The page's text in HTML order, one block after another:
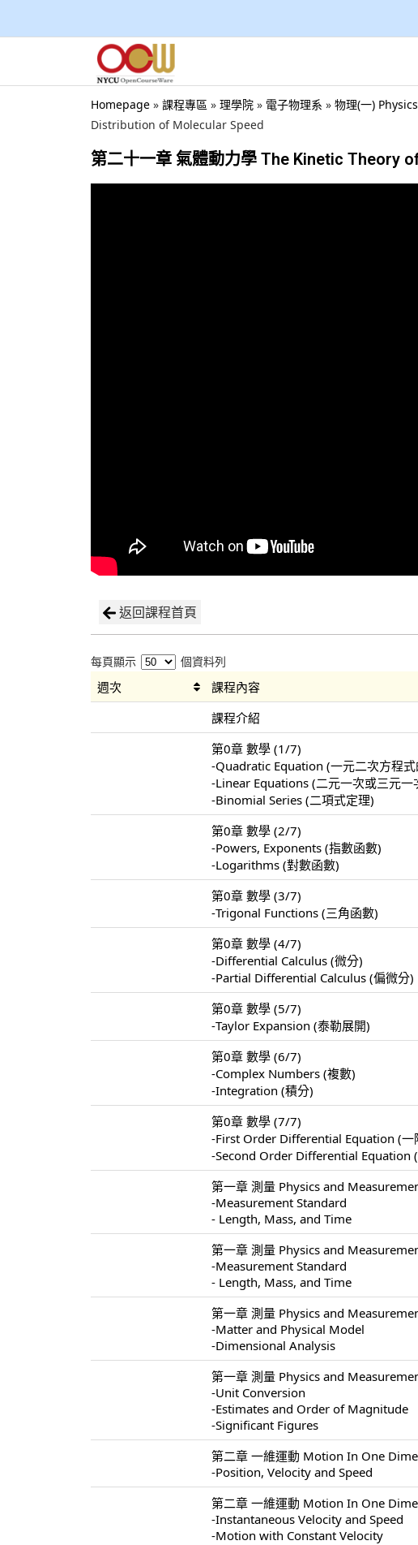
Homepage » 課程專區 » 理學院 » 電子物理系 » 物理(一)
Distribution of Molecular Speed
第二十一章 氣體動力學 The Kinetic Theory
返回課程首頁
每頁顯示 個資料列
週次 課程內容
課程介紹
第0章 數學 (1/7)
-Quadratic Equation (一元二次方程式
-Linear Equations (二元一次或三元一
-Binomial Series (二項式定理)
第0章 數學 (2/7)
-Powers, Exponents (指數函數)
-Logarithms (對數函數)
第0章 數學 (3/7)
-Trigonal Functions (三角函數)
第0章 數學 (4/7)
-Differential Calculus (微分)
-Partial Differential Calculus (偏微分)
第0章 數學 (5/7)
-Taylor Expansion (泰勒展開)
第0章 數學 (6/7)
-Complex Numbers (複數)
-Integration (積分)
第0章 數學 (7/7)
-First Order Differential Equation (一
-Second Order Differential Equation
第一章 測量 Physics and
-Measurement Standard
- Length, Mass, and Time
第一章 測量 Physics and
-Measurement Standard
- Length, Mass, and Time
第一章 測量 Physics and
-Matter and Physical Model
-Dimensional Analysis
第一章 測量 Physics and
-Unit Conversion
-Estimates and Order of Magnitude
-Significant Figures
第二章 一維運動 Motion In One
-Position, Velocity and Speed
第二章 一維運動 Motion In One
-Instantaneous Velocity and Speed
-Motion with Constant Velocity